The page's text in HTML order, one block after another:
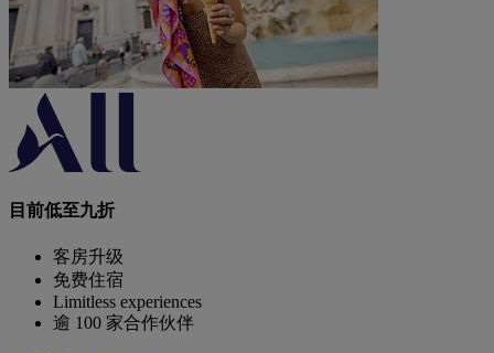
目前低至九折
客房升级
免费住宿
Limitless experiences
逾 100 家合作伙伴